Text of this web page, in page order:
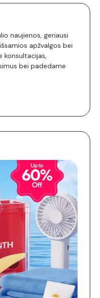
naujienos, geriausi
apžvalgos bei
konsultacijas,
bei padedame